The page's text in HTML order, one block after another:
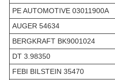
PE AUTOMOTIVE 03011900A
AUGER 54634
BERGKRAFT BK9001024
DT 3.98350
FEBI BILSTEIN 35470